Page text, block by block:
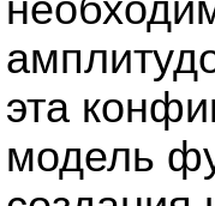
эта
модель